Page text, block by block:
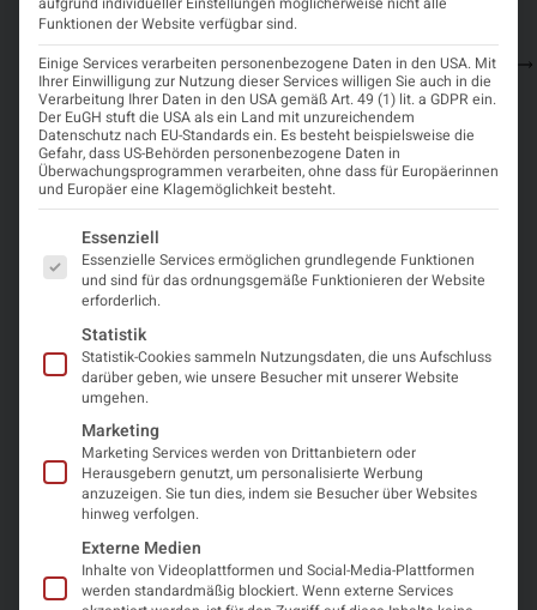
Zeit
und
Ort
28.
Mai
2026
–
30.
Mai
2026
AP Eva
senses
Av.
República
1,
8000-
078
Faro,
Portugal
einen
Platzhalterinhalt
von
OpenStreetMap.
Um auf den
eigentlichen
Inhalt
zuzugreifen,
klicken Sie auf
unten. Bitte
beachten Sie,
dass dabei
weitergegeben
werden.
Inhalt
entsperren
Service
akzeptieren
und
Anmeldung
Abstracteinreichung
Funktionen der Website verfügbar sind.
Einige Services verarbeiten personenbezogene Daten in den USA. Mit
Ihrer Einwilligung zur Nutzung dieser Services willigen Sie auch in die
Verarbeitung Ihrer Daten in den USA gemäß Art. 49 (1) lit. a GDPR ein.
Der EuGH stuft die USA als ein Land mit unzureichendem
Datenschutz nach EU-Standards ein. Es besteht beispielsweise die
Gefahr, dass US-Behörden personenbezogene Daten in
Überwachungsprogrammen verarbeiten, ohne dass für Europäerinnen
und Europäer eine Klagemöglichkeit besteht.
Es folgt eine Liste der Service-Gruppen, für die eine
Essenziell
Essenzielle Services ermöglichen grundlegende Funktionen
und sind für das ordnungsgemäße Funktionieren der Website
erforderlich.
Statistik
Statistik-Cookies sammeln Nutzungsdaten, die uns Aufschluss
darüber geben, wie unsere Besucher mit unserer Website
umgehen.
Marketing
Marketing Services werden von Drittanbietern oder
Herausgebern genutzt, um personalisierte Werbung
anzuzeigen. Sie tun dies, indem sie Besucher über Websites
hinweg verfolgen.
Externe Medien
Inhalte von Videoplattformen und Social-Media-Plattformen
werden standardmäßig blockiert. Wenn externe Services